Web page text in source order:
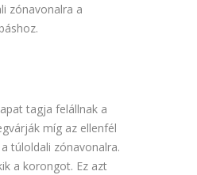
zónavonalra a
tagja felállnak a
míg az ellenfél
túloldali zónavonalra.
a korongot. Ez azt